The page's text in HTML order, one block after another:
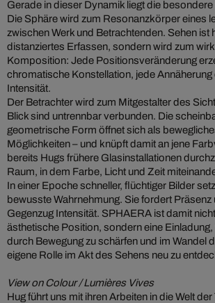
Gerade in dieser Dynamik liegt die besondere
Die Sphäre wird zum Resonanzkörper eines
zwischen Werk und Betrachtenden. Sehen ist
distanziertes Erfassen, sondern wird zum
Komposition: Jede Positionsveränderung
chromatische Konstellation, jede Annäherung
Intensität.
Der Betrachter wird zum Mitgestalter des
Blick sind untrennbar verbunden. Die
geometrische Form öffnet sich als
Möglichkeiten – und knüpft damit an jene
bereits Hugs frühere Glasinstallationen
Raum, in dem Farbe, Licht und Zeit
In einer Epoche schneller, flüchtiger Bilder
bewusste Wahrnehmung. Sie fordert Präsenz
Gegenzug Intensität. SPHAERA ist damit
ästhetische Position, sondern eine
durch Bewegung zu schärfen und im Wandel
eigene Rolle im Akt des Sehens neu zu
View on Colour / Lumières Vives
Hug führt uns mit ihren Arbeiten in die Welt